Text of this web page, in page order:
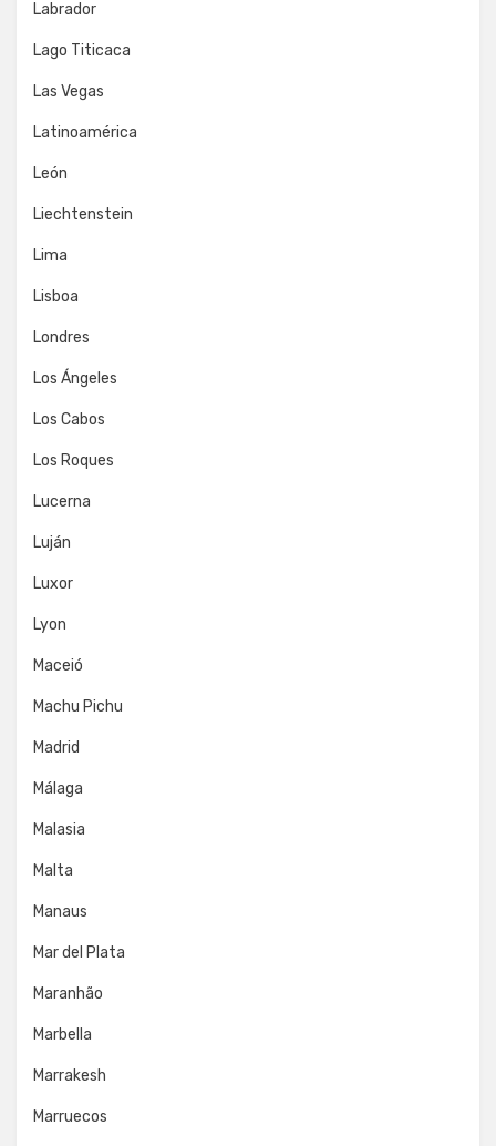
Labrador
Lago Titicaca
Las Vegas
Latinoamérica
León
Liechtenstein
Lima
Lisboa
Londres
Los Ángeles
Los Cabos
Los Roques
Lucerna
Luján
Luxor
Lyon
Maceió
Machu Pichu
Madrid
Málaga
Malasia
Malta
Manaus
Mar del Plata
Maranhão
Marbella
Marrakesh
Marruecos